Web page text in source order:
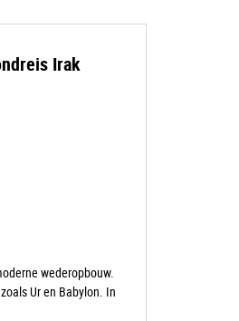
Irak
wederopbouw.
Ur en Babylon. In